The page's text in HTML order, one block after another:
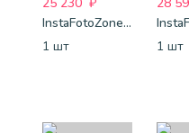
InstaFotoZone-16
1 шт
1 шт